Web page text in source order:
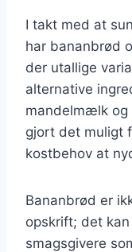
I takt med at
har bananbrød
der utallige
alternative
mandelmælk og
gjort det muligt
kostbehov at
Bananbrød er
opskrift; det
smagsgivere